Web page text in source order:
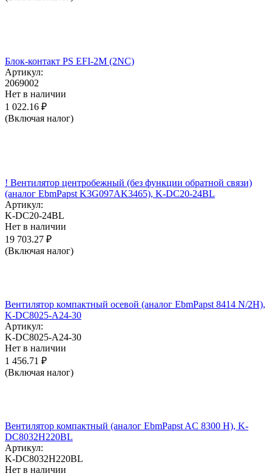
Блок-контакт PS EFI-2M (2NC)
Артикул:
2069002
Нет в наличии
1 022.16 ₽
(Включая налог)
! Вентилятор центробежный (без функции обратной связи)
(аналог EbmPapst K3G097AK3465), K-DC20-24BL
Артикул:
K-DC20-24BL
Нет в наличии
19 703.27 ₽
(Включая налог)
Вентилятор компактный осевой (аналог EbmPapst 8414 N/2H),
K-DC8025-A24-30
Артикул:
K-DC8025-A24-30
Нет в наличии
1 456.71 ₽
(Включая налог)
Вентилятор компактный (аналог EbmPapst AC 8300 H), K-
DC8032H220BL
Артикул:
K-DC8032H220BL
Нет в наличии